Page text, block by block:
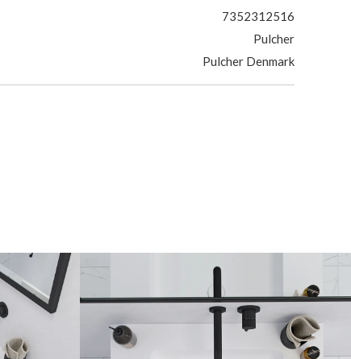
7352312516
Pulcher
Pulcher Denmark